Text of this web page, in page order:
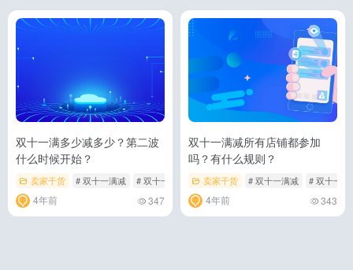
双十一满多少减多少？第二波
什么时候开始？
卖家干货 # 双十一满减 # 双十一满减第二波什么时候开始 # 双十一满多少减
4年前 347
双十一满减所有店铺都参加
吗？有什么规则？
卖家干货 # 双十一满减 # 双十一
4年前 343